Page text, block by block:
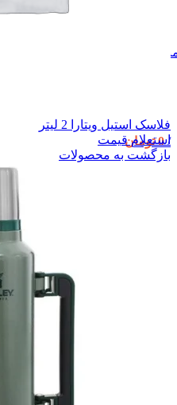
/
0 تومان
فلاسک استیل ویتارا 2 لیتر
استعلام قیمت
بازگشت به محصولات